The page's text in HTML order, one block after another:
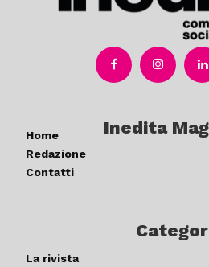
Inedita
Home
Redazione
Contatti
La rivista